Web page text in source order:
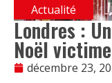
Actualité
Londres :
Noël
décembre 23,